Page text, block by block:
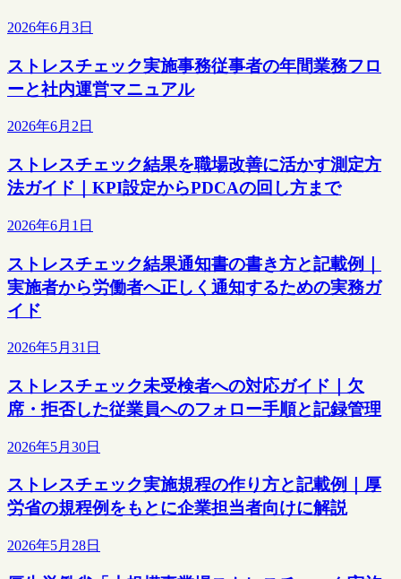
2026年6月3日
ストレスチェック実施事務従事者の年間業務フロ
ーと社内運営マニュアル
2026年6月2日
ストレスチェック結果を職場改善に活かす測定方
法ガイド｜KPI設定からPDCAの回し方まで
2026年6月1日
ストレスチェック結果通知書の書き方と記載例｜
実施者から労働者へ正しく通知するための実務ガ
イド
2026年5月31日
ストレスチェック未受検者への対応ガイド｜欠
席・拒否した従業員へのフォロー手順と記録管理
2026年5月30日
ストレスチェック実施規程の作り方と記載例｜厚
労省の規程例をもとに企業担当者向けに解説
2026年5月28日